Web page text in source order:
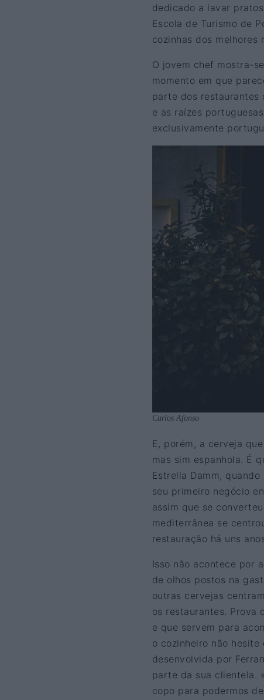
dedicado a lavar
Escola de Turismo de
cozinhas dos melhores
O jovem chef mostra-
momento em que
parte dos restaurantes
e as raízes
exclusivamente
Carlos Afonso
E, porém, a cerveja
mas sim espanhola. É
Estrella Damm,
seu primeiro negócio
assim que se
mediterrânea se
restauração há uns
Isso não acontece por
de olhos postos na
outras cervejas
os restaurantes. Prova
e que servem para
o cozinheiro não
desenvolvida por
parte da sua clientela.
copo para podermos